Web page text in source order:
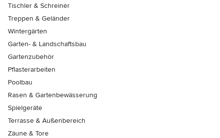
Tischler & Schreiner
Treppen & Geländer
Wintergärten
Garten- & Landschaftsbau
Gartenzubehör
Pflasterarbeiten
Poolbau
Rasen & Gartenbewässerung
Spielgeräte
Terrasse & Außenbereich
Zäune & Tore